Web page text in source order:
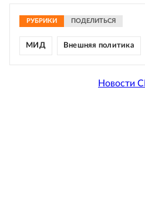
РУБРИКИ ПОДЕЛИТЬСЯ
МИД Внешняя политика
Новости